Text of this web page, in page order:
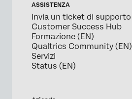
ASSISTENZA
Invia un ticket di supporto
Customer Success Hub
Formazione (EN)
Qualtrics Community (EN)
Servizi
Status (EN)